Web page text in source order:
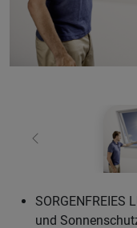
Zurück
SORGENFREIES
und